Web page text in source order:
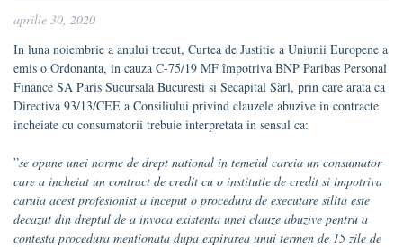
aprilie 30, 2020
In luna noiembrie a anului trecut, Curtea de Justitie a Uniunii Europene a
emis o Ordonanta, in cauza C-75/19 MF împotriva BNP Paribas Personal
Finance SA Paris Sucursala Bucuresti si Secapital Sàrl, prin care arata ca
Directiva 93/13/CEE a Consiliului privind clauzele abuzive in contracte
incheiate cu consumatorii trebuie interpretata in sensul ca:
”se opune unei norme de drept national in temeiul careia un consumator
care a incheiat un contract de credit cu o institutie de credit si impotriva
caruia acest profesionist a inceput o procedura de executare silita este
decazut din dreptul de a invoca existenta unei clauze abuzive pentru a
contesta procedura mentionata dupa expirarea unui termen de 15 zile de